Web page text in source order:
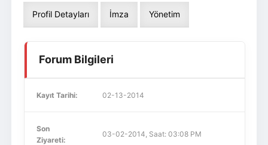
Profil Detayları İmza Yönetim
Forum Bilgileri
Kayıt Tarihi: 02-13-2014
Son
Ziyareti:
03-02-2014, Saat: 03:08 PM